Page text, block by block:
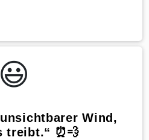
😃️
Wind,
treibt.“ ⏰💨